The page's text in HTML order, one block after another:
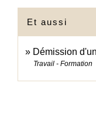
Et aussi
Démission
Travail - Formation